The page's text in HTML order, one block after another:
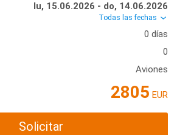
lu, 15.06.2026 - do, 14.06.2026
Todas las fechas
0 días
0
Aviones
2805 EUR
Solicitar